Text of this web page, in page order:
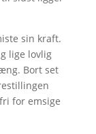
sin kraft.
lige lovlig
Bort set
for emsige